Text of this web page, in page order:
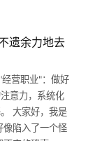
遗余力地去
营职业"：做好
意力，系统化
大家好，我是
像陷入了一个怪